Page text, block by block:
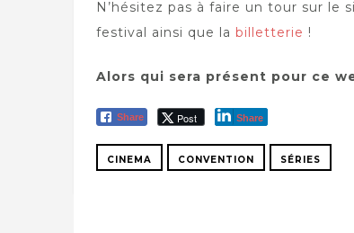
N’hésitez pas à faire un tour sur le
festival ainsi que la billetterie !
Alors qui sera présent pour ce
Share Post Share
CINEMA CONVENTION SÉRIES